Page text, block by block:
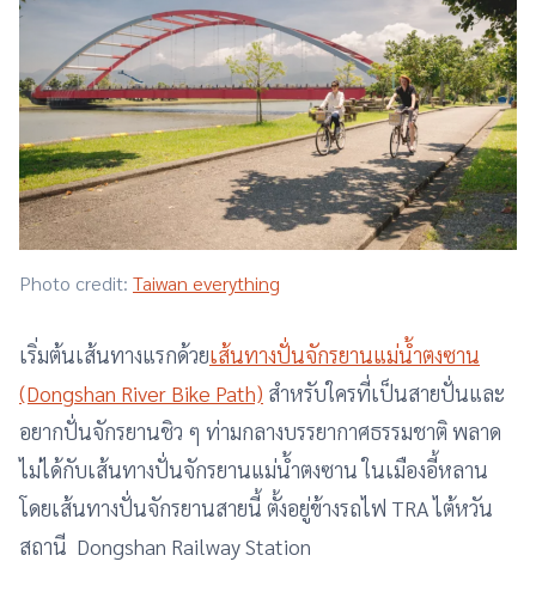
Photo credit: Taiwan everything
เริ่มต้นเส้นทางแรกด้วยเส้นทางปั่นจักรยานแม่น้ำตงซาน
(Dongshan River Bike Path) สำหรับใครที่เป็นสายปั่นและ
อยากปั่นจักรยานชิว ๆ ท่ามกลางบรรยากาศธรรมชาติ พลาด
ไม่ได้กับเส้นทางปั่นจักรยานแม่น้ำตงซาน ในเมืองอี้หลาน
โดยเส้นทางปั่นจักรยานสายนี้ ตั้งอยู่ข้างรถไฟ TRA ไต้หวัน
สถานี Dongshan Railway Station